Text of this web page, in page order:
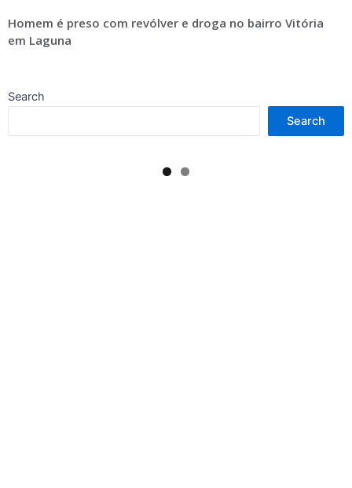
Homem é preso com revólver e droga no bairro Vitória
em Laguna
Search
Search